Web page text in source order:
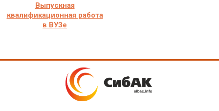
Выпускная
квалификационная работа
в ВУЗе